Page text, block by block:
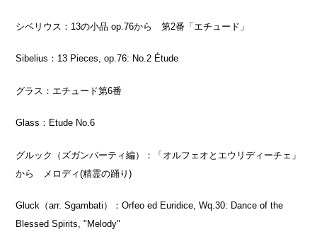
シベリウス： 13の小品 op.76から 第2番「エチュード」
Sibelius： 13 Pieces, op.76: No.2 Étude
グラス：エチュード第6番
Glass： Etude No.6
グルック（ズガンバーティ編）：「オルフェオとエウリディーチェ」
から メロディ(精霊の踊り)
Gluck（arr. Sgambati ）：Orfeo ed Euridice, Wq.30: Dance of the
Blessed Spirits, "Melody"